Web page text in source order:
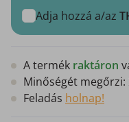
Adja hozzá a/az
A termék raktáron
Minőségét megőrzi:
Feladás holnap!